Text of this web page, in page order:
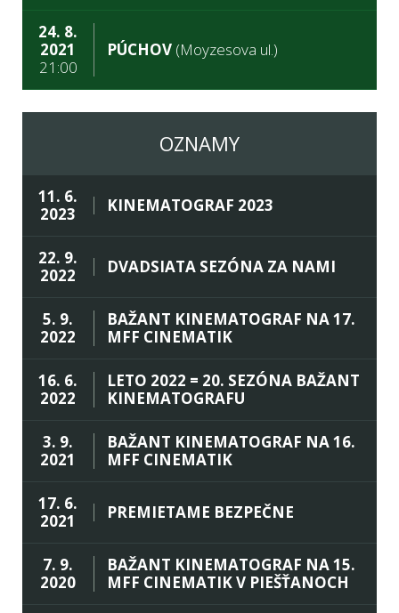
24. 8.
2021
21:00
PÚCHOV (Moyzesova ul.)
OZNAMY
11. 6.
2023
KINEMATOGRAF 2023
22. 9.
2022
DVADSIATA SEZÓNA ZA NAMI
5. 9.
2022
BAŽANT KINEMATOGRAF NA 17.
MFF CINEMATIK
16. 6.
2022
LETO 2022 = 20. SEZÓNA BAŽANT
KINEMATOGRAFU
3. 9.
2021
BAŽANT KINEMATOGRAF NA 16.
MFF CINEMATIK
17. 6.
2021
PREMIETAME BEZPEČNE
7. 9.
2020
BAŽANT KINEMATOGRAF NA 15.
MFF CINEMATIK V PIEŠŤANOCH